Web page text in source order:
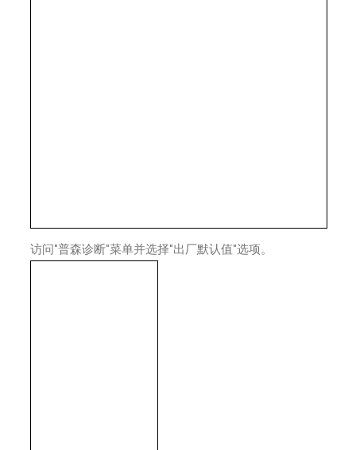
访问"普森诊断"菜单并选择"出厂默认值"选项。